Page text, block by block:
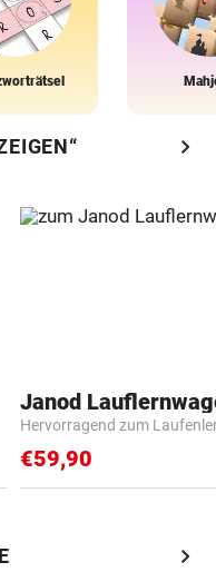
chevron_right
Janod
Hervorragend zum
€59,90
chevron_right